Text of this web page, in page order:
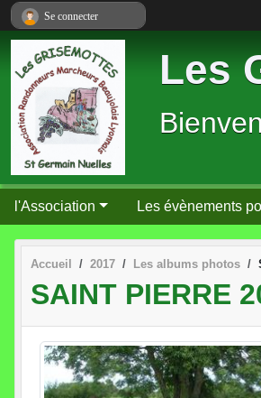
Les
l'Association Les évènements
Accueil 2017 Les albums photos
SAINT PIERRE
Se connecter
Panneau de gestion des cookies